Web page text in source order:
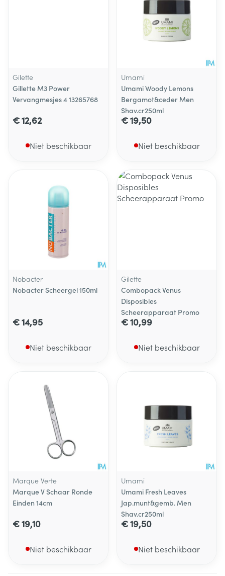
Gilette
Gillette M3 Power
Vervangmesjes 4 13265768
€ 12,62
Niet beschikbaar
Umami
Umami Woody Lemons
Bergamot&ceder Men
Shav.cr250ml
€ 19,50
Niet beschikbaar
Nobacter
Nobacter Scheergel 150ml
€ 14,95
Niet beschikbaar
Gilette
Combopack Venus
Disposibles
Scheerapparaat Promo
€ 10,99
Niet beschikbaar
Marque Verte
Marque V Schaar Ronde
Einden 14cm
€ 19,10
Niet beschikbaar
Umami
Umami Fresh Leaves
Jap.munt&gemb. Men
Shav.cr250ml
€ 19,50
Niet beschikbaar